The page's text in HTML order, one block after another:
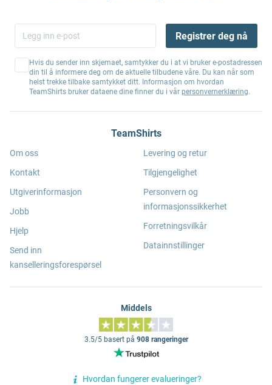
Registrer deg nå
Hvis du sender inn skjemaet, samtykker du i at vi bruker e-postadressen
din til å informere deg om de aktuelle tilbudene våre. Du kan når som
helst trekke tilbake samtykket ditt. Informasjon om hvordan
TeamShirts bruker dataene dine finner du i vår personvernerklæring.
TeamShirts
Om oss
Kontakt
Utgiverinformasjon
Jobb
Hjelp
Send inn
kanselleringsforespørsel
Levering og retur
Tilgjengelighet
Personvern og
informasjonssikkerhet
Forretningsvilkår
Datainnstillinger
Middels
3.5/5 basert på 908 rangeringer
Hvordan fungerer evalueringer?